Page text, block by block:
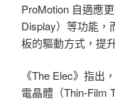
ProMotion 自適應
Display）等功能，
板的驅動方式，提
《The Elec》指出
電晶體（Thin-Film